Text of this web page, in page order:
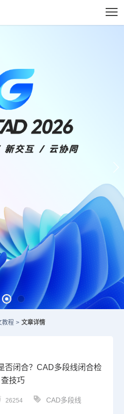
教程 > 文章详情
否闭合？CAD多段线闭合检
查技巧
26254 CAD多段线